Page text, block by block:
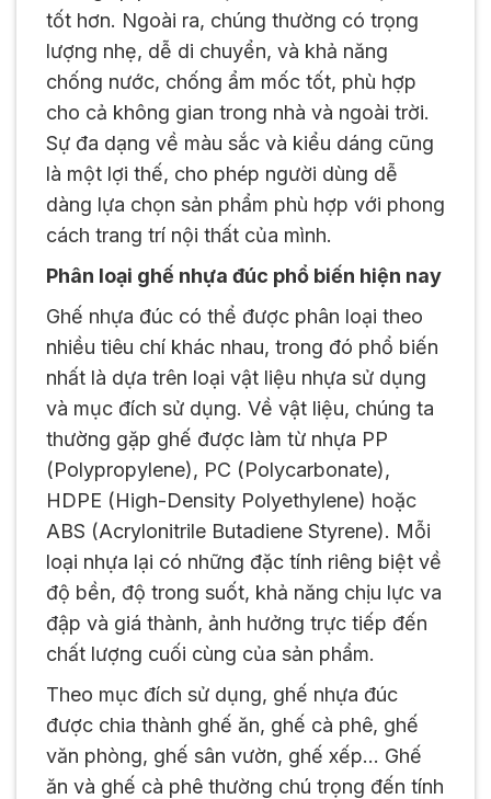
tốt hơn. Ngoài ra, chúng thường có trọng
lượng nhẹ, dễ di chuyển, và khả năng
chống nước, chống ẩm mốc tốt, phù hợp
cho cả không gian trong nhà và ngoài trời.
Sự đa dạng về màu sắc và kiểu dáng cũng
là một lợi thế, cho phép người dùng dễ
dàng lựa chọn sản phẩm phù hợp với phong
cách trang trí nội thất của mình.
Phân loại ghế nhựa đúc phổ biến hiện nay
Ghế nhựa đúc có thể được phân loại theo
nhiều tiêu chí khác nhau, trong đó phổ biến
nhất là dựa trên loại vật liệu nhựa sử dụng
và mục đích sử dụng. Về vật liệu, chúng ta
thường gặp ghế được làm từ nhựa PP
(Polypropylene), PC (Polycarbonate),
HDPE (High-Density Polyethylene) hoặc
ABS (Acrylonitrile Butadiene Styrene). Mỗi
loại nhựa lại có những đặc tính riêng biệt về
độ bền, độ trong suốt, khả năng chịu lực va
đập và giá thành, ảnh hưởng trực tiếp đến
chất lượng cuối cùng của sản phẩm.
Theo mục đích sử dụng, ghế nhựa đúc
được chia thành ghế ăn, ghế cà phê, ghế
văn phòng, ghế sân vườn, ghế xếp… Ghế
ăn và ghế cà phê thường chú trọng đến tính